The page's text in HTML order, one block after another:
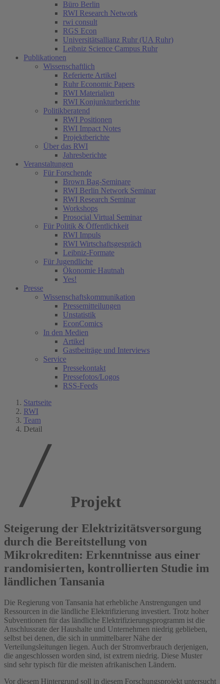
Büro Berlin
RWI Research Network
rwi consult
RGS Econ
Universitätsallianz Ruhr (UA Ruhr)
Leibniz Science Campus Ruhr
Publikationen
Wissenschaftlich
Referierte Artikel
Ruhr Economic Papers
RWI Materialien
RWI Konjunkturberichte
Politikberatend
RWI Positionen
RWI Impact Notes
Projektberichte
Über das RWI
Jahresberichte
Veranstaltungen
Für Forschende
Brown Bag-Seminare
RWI Berlin Network Seminar
RWI Research Seminar
Workshops
Prosocial Virtual Seminar
Für Politik & Öffentlichkeit
RWI Impuls
RWI Wirtschaftsgespräch
Leibniz-Formate
Für Jugendliche
Ökonomie Hautnah
Yes!
Presse
Wissenschaftskommunikation
Pressemitteilungen
Unstatistik
EconComics
In den Medien
Artikel
Gastbeiträge und Interviews
Service
Pressekontakt
Pressefotos/Logos
RSS-Feeds
Startseite
RWI
Team
Detail
Projekt
Steigerung der Elektrizitätsversorgung
durch die Bereitstellung von
Mikrokrediten: Erkenntnisse aus einer
randomisierten, kontrollierten Studie im
ländlichen Tansania
Die Regierung von Tansania hat erhebliche Anstrengungen und
Ressourcen in die ländliche Elektrifizierung investiert. Trotz hoher
Subventionen für das ländliche Elektrifizierungsprogramm ist die
Anschlussrate der Haushalte und Unternehmen niedrig geblieben,
selbst bei denen, die sich in unmittelbarer Nähe der
Verteilungsleitungen liegen. Auch der Stromverbrauch derjenigen,
die angeschlossen worden sind, ist extrem niedrig. Diese Muster
sind sehr typisch für die meisten afrikanischen Ländern.
Vor diesem Hintergrund soll in diesem Forschungsprojekt untersucht